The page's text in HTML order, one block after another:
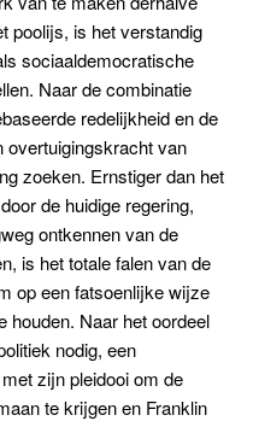
poolijs, is het verstandig
sociaaldemocratische
Naar de combinatie
redelijkheid en de
overtuigingskracht van
zoeken. Ernstiger dan het
de huidige regering,
ontkennen van de
is het totale falen van de
op een fatsoenlijke wijze
houden. Naar het oordeel
nodig, een
zijn pleidooi om de
te krijgen en Franklin